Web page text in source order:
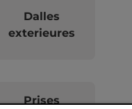
Dalles
exterieures
Prises